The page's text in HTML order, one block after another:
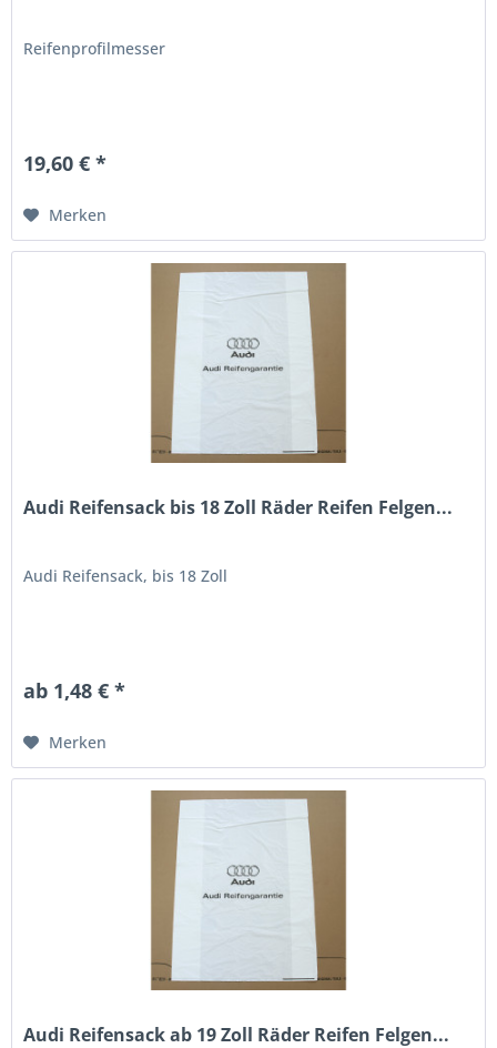
Reifenprofilmesser
19,60 € *
Merken
Audi Reifensack bis 18 Zoll Räder Reifen Felgen...
Audi Reifensack, bis 18 Zoll
ab 1,48 € *
Merken
Audi Reifensack ab 19 Zoll Räder Reifen Felgen...